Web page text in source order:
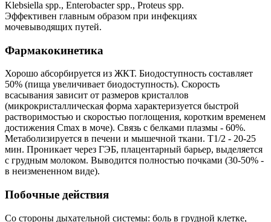
Klebsiella spp., Enterobacter spp., Proteus spp.
Эффективен главным образом при инфекциях
мочевыводящих путей.
Фармакокинетика
Хорошо абсорбируется из ЖКТ. Биодоступность составляет
50% (пища увеличивает биодоступность). Скорость
всасывания зависит от размеров кристаллов
(микрокристаллическая форма характеризуется быстрой
растворимостью и скоростью поглощения, коротким временем
достижения Cmax в моче). Связь с белками плазмы - 60%.
Метаболизируется в печени и мышечной ткани. T1/2 - 20-25
мин. Проникает через ГЭБ, плацентарный барьер, выделяется
с грудным молоком. Выводится полностью почками (30-50% -
в неизмененном виде).
Побочные действия
Со стороны дыхательной системы: боль в грудной клетке,